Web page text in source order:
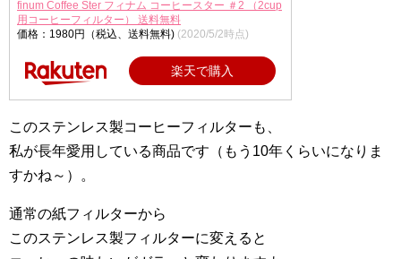
finum Coffee Ster フィナム コーヒースター ＃2 （2cup
用コーヒーフィルター） 送料無料
価格：1980円（税込、送料無料) (2020/5/2時点)
楽天で購入
このステンレス製コーヒーフィルターも、
私が長年愛用している商品です（もう10年くらいになりま
すかね～）。
通常の紙フィルターから
このステンレス製フィルターに変えると